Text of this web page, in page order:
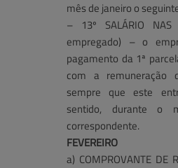
mês de janeiro o
– 13º SALÁRIO NAS
empregado) – o
pagamento da 1ª
com a remuneração
sempre que este
sentido, durante o
correspondente.
FEVEREIRO
a) COMPROVANTE DE